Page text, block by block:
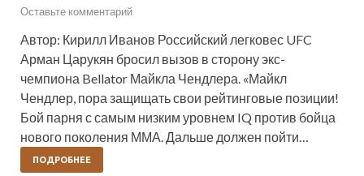
Оставьте комментарий
Автор: Кирилл Иванов Российский легковес UFC
Арман Царукян бросил вызов в сторону экс-
чемпиона Bellator Майкла Чендлера. «Майкл
Чендлер, пора защищать свои рейтинговые позиции!
Бой парня с самым низким уровнем IQ против бойца
нового поколения ММА. Дальше должен пойти…
ПОДРОБНЕЕ